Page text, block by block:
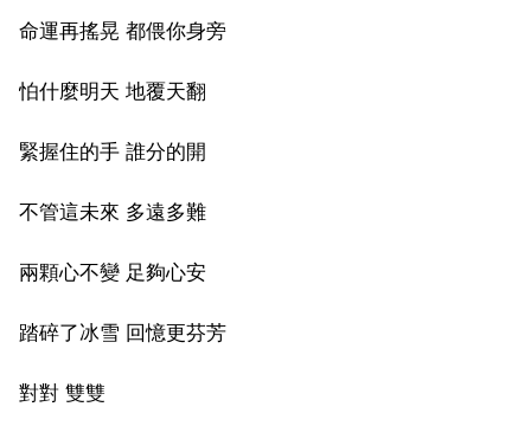
命運再搖晃 都偎你身旁
怕什麼明天 地覆天翻
緊握住的手 誰分的開
不管這未來 多遠多難
兩顆心不變 足夠心安
踏碎了冰雪 回憶更芬芳
對對 雙雙